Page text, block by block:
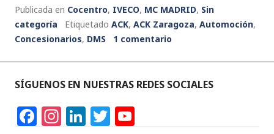
k
e
dI
n
c
e
b
o
o
k
it
te
r
a
ts
A
p
p
ai
l
y
p
e
n
Publicada en Cocentro, IVECO, MC MADRID, Sin
categoría
Etiquetado ACK, ACK Zaragoza, Automoción,
Concesionarios, DMS 1 comentario
SÍGUENOS EN NUESTRAS REDES SOCIALES
F In Li T